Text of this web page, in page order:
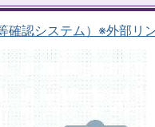
確認システム）※外部リ